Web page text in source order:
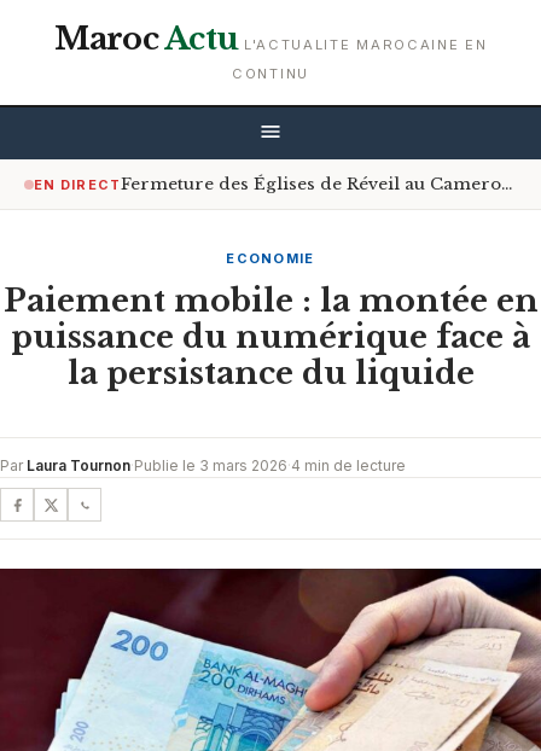
MarocActu L'ACTUALITE MAROCAINE EN
CONTINU
EN DIRECT Fermeture des Églises de Réveil au Cameroun : Le Gouvernement Encourage le Respect de la Loi
ECONOMIE
Paiement mobile : la montée en
puissance du numérique face à
la persistance du liquide
Par Laura Tournon·Publie le 3 mars 2026·4 min de lecture